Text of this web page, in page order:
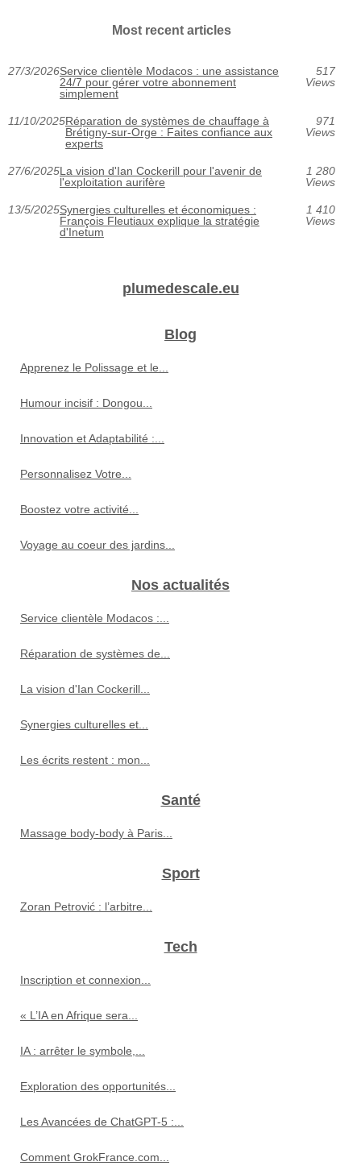
Most recent articles
27/3/2026Service clientèle Modacos : une assistance
24/7 pour gérer votre abonnement
simplement
517
Views
11/10/2025Réparation de systèmes de chauffage à
Brétigny-sur-Orge : Faites confiance aux
experts
971
Views
27/6/2025La vision d'Ian Cockerill pour l'avenir de
l'exploitation aurifère
1 280
Views
13/5/2025Synergies culturelles et économiques :
François Fleutiaux explique la stratégie
d'Inetum
1 410
Views
plumedescale.eu
Blog
Apprenez le Polissage et le...
Humour incisif : Dongou...
Innovation et Adaptabilité :...
Personnalisez Votre...
Boostez votre activité...
Voyage au coeur des jardins...
Nos actualités
Service clientèle Modacos :...
Réparation de systèmes de...
La vision d'Ian Cockerill...
Synergies culturelles et...
Les écrits restent : mon...
Santé
Massage body‑body à Paris...
Sport
Zoran Petrović : l’arbitre...
Tech
Inscription et connexion...
« L’IA en Afrique sera...
IA : arrêter le symbole,...
Exploration des opportunités...
Les Avancées de ChatGPT-5 :...
Comment GrokFrance.com...